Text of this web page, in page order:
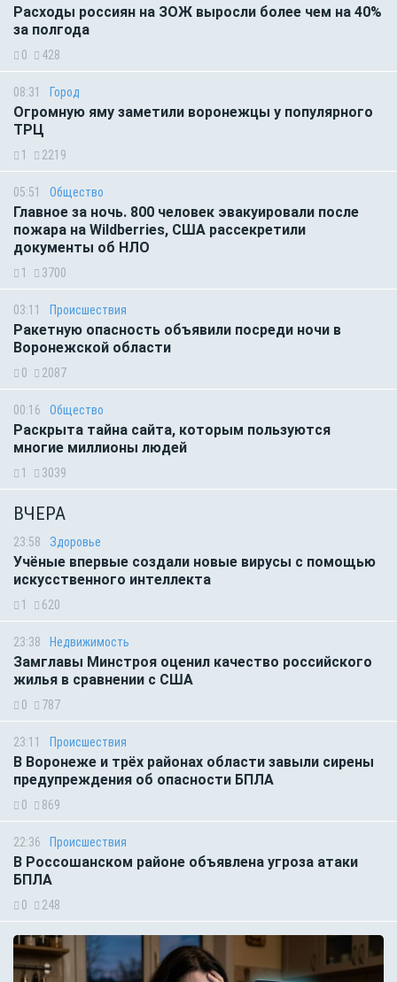
Расходы россиян на ЗОЖ выросли более чем на 40%
за полгода
0 428
08:31 Город
Огромную яму заметили воронежцы у популярного
ТРЦ
1 2219
05:51 Общество
Главное за ночь. 800 человек эвакуировали после
пожара на Wildberries, США рассекретили
документы об НЛО
1 3700
03:11 Происшествия
Ракетную опасность объявили посреди ночи в
Воронежской области
0 2087
00:16 Общество
Раскрыта тайна сайта, которым пользуются
многие миллионы людей
1 3039
ВЧЕРА
23:58 Здоровье
Учёные впервые создали новые вирусы с помощью
искусственного интеллекта
1 620
23:38 Недвижимость
Замглавы Минстроя оценил качество российского
жилья в сравнении с США
0 787
23:11 Происшествия
В Воронеже и трёх районах области завыли сирены
предупреждения об опасности БПЛА
0 869
22:36 Происшествия
В Россошанском районе объявлена угроза атаки
БПЛА
0 248